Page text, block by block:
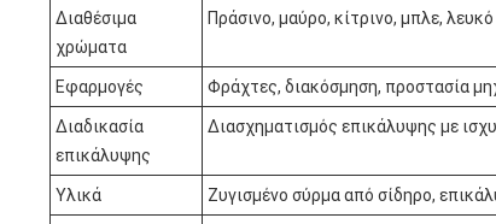
Διαθέσιμα
χρώματα
Πράσινο, μαύρο, κίτρινο, μπλε,
Εφαρμογές Φράχτες, διακόσμηση, προστασία
Διαδικασία
επικάλυψης
Διασχηματισμός επικάλυψης με
Υλικά Ζυγισμένο σύρμα από σίδηρο,